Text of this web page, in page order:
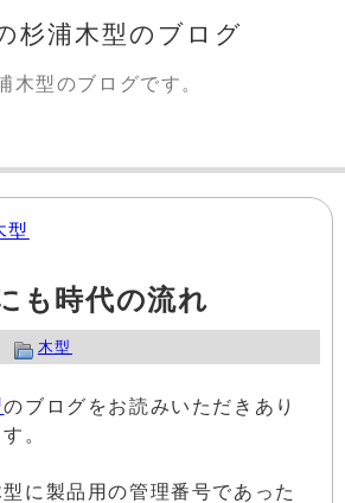
杉浦木型のブログ
木型のブログです。
型
も時代の流れ
木型
のブログをお読みいただきあり
。
に製品用の管理番号であった